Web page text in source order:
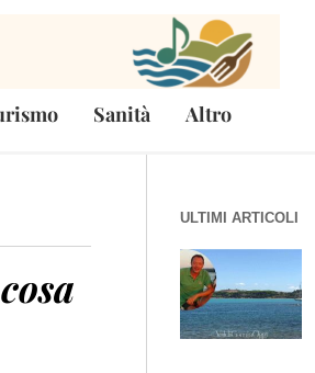
Sanità Altro
ULTIMI ARTICOLI